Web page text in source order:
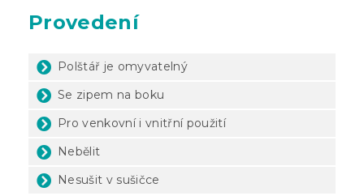
Provedení
Polštář je omyvatelný
Se zipem na boku
Pro venkovní i vnitřní použití
Nebělit
Nesušit v sušičce